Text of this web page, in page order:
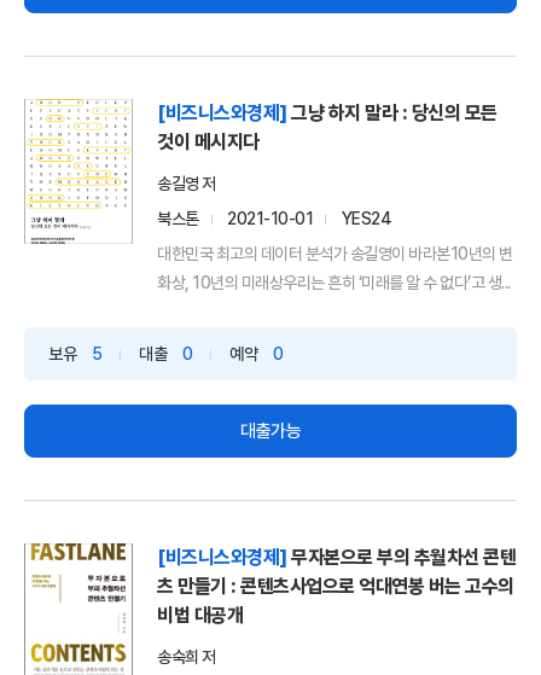
[비즈니스와경제] 그냥 하지 말라 : 당신의 모든
것이 메시지다
송길영 저
북스톤
2021-10-01
YES24
대한민국 최고의 데이터 분석가 송길영이 바라본10년의 변
화상, 10년의 미래상우리는 흔히 ‘미래를 알 수 없다’고 생...
보유 5 대출 0 예약 0
대출가능
[비즈니스와경제] 무자본으로 부의 추월차선 콘텐
츠 만들기 : 콘텐츠사업으로 억대연봉 버는 고수의
비법 대공개
송숙희 저